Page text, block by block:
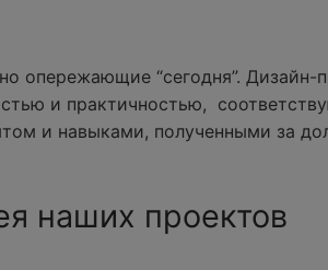
опережающие “сегодня”. Дизайн-
и практичностью,
и навыками, полученными за
наших проектов